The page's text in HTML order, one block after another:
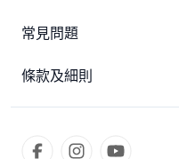
常見問題
條款及細則